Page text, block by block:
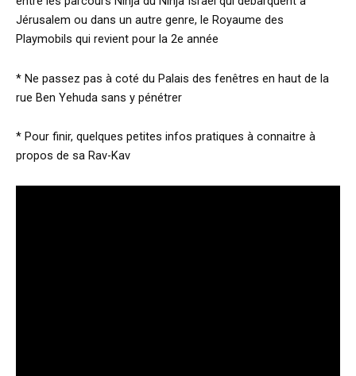
Jérusalem ou dans un autre genre, le Royaume des
Playmobils qui revient pour la 2e année
* Ne passez pas à coté du Palais des fenêtres en haut de la
rue Ben Yehuda sans y pénétrer
* Pour finir, quelques petites infos pratiques à connaitre à
propos de sa Rav-Kav